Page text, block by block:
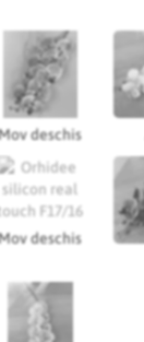
deschis
deschis